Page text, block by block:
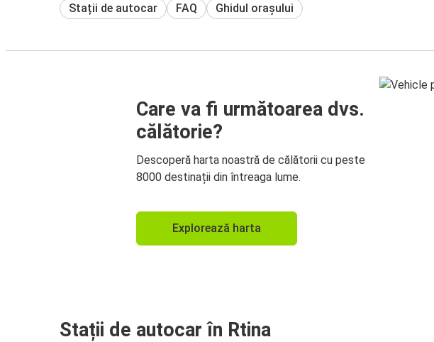
Stații de autocar FAQ Ghidul orașului
Care va fi următoarea dvs.
călătorie?
Descoperă harta noastră de călătorii cu peste
8000 destinații din întreaga lume.
Explorează harta
Stații de autocar în Rtina